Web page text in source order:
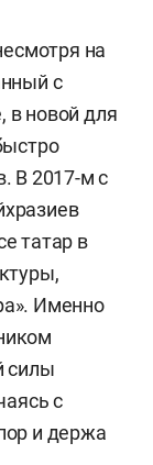
на
с
в новой для
В 2017-м с
татар в
Именно
силы
с
и держа